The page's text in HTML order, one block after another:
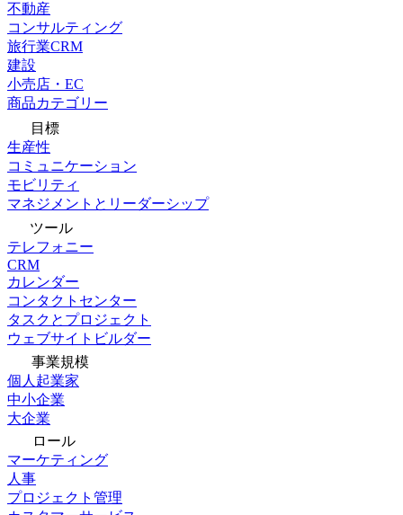
不動産
コンサルティング
旅行業CRM
建設
小売店・EC
商品カテゴリー
目標
生産性
コミュニケーション
モビリティ
マネジメントとリーダーシップ
ツール
テレフォニー
CRM
カレンダー
コンタクトセンター
タスクとプロジェクト
ウェブサイトビルダー
事業規模
個人起業家
中小企業
大企業
ロール
マーケティング
人事
プロジェクト管理